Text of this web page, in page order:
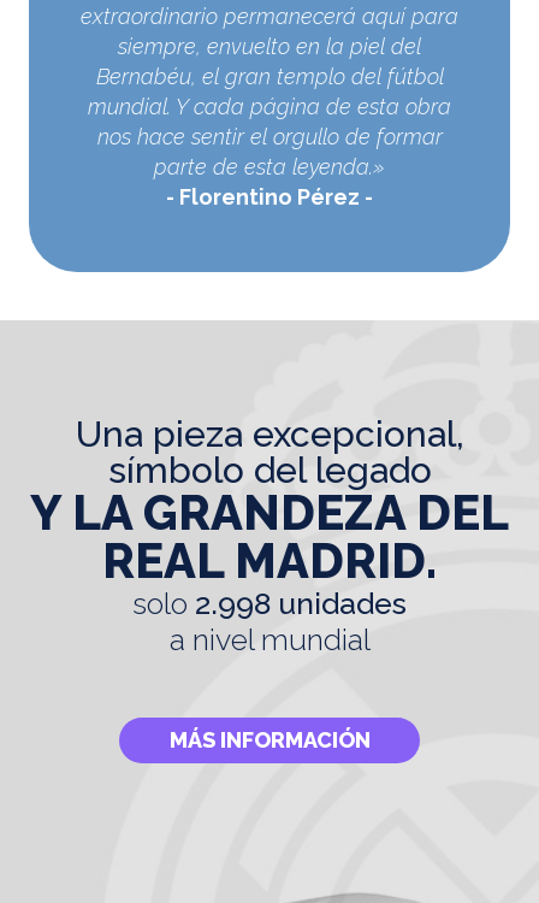
extraordinario permanecerá aquí para
siempre, envuelto en la piel del
Bernabéu, el gran templo del fútbol
mundial. Y cada página de esta obra
nos hace sentir el orgullo de formar
parte de esta leyenda.»
Florentino Pérez
una pieza excepcional,
símbolo del legado
Y LA GRANDEZA DEL
REAL MADRID.
solo 2.998 unidades
a nivel mundial
MÁS INFORMACIÓN